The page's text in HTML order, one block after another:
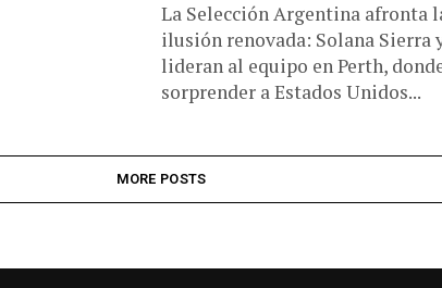
La Selección Argentina afronta
ilusión renovada: Solana Sierra
lideran al equipo en Perth,
sorprender a Estados Unidos...
MORE POSTS